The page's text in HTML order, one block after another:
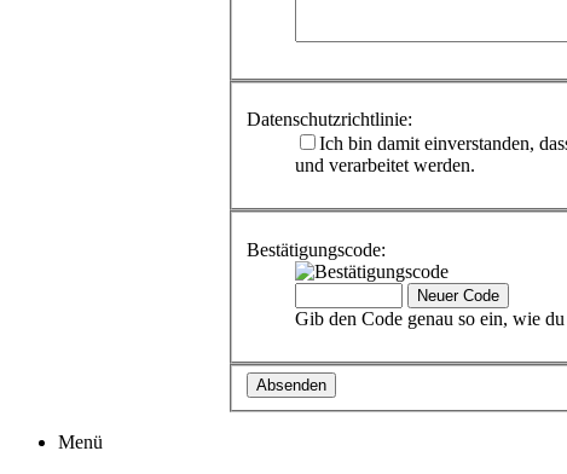
Datenschutzrichtlinie:
Ich bin damit einverstanden,
und verarbeitet werden.
Bestätigungscode:
Gib den Code genau so ein, wie
Menü